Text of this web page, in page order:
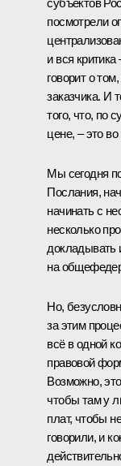
посмотрели
и вся
говорит о
заказчика. И
того, что, по
цене, – это
Мы сегодня
Послания,
начинать с
несколько
докладывать
на
Но,
за этим
всё в одной
правовой
Возможно,
чтобы там у
плат, чтобы
говорили, и